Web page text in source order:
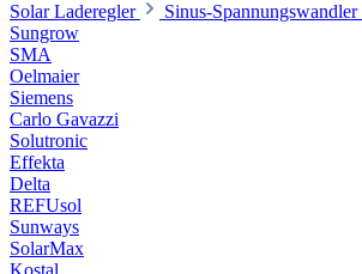
Solar Laderegler
Sinus-Spannungswandler
Sungrow
SMA
Oelmaier
Siemens
Carlo Gavazzi
Solutronic
Effekta
Delta
REFUsol
Sunways
SolarMax
Kostal